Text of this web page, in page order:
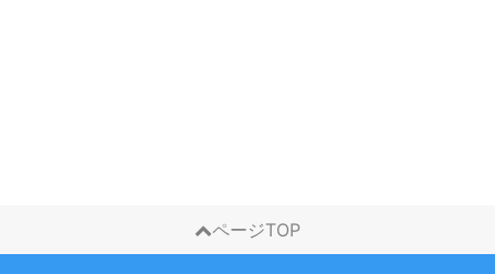
ページTOP